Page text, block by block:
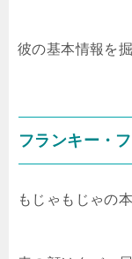
彼の基本情報を
フランキー・
もじゃもじゃの